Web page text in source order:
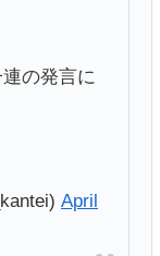
の発言に
April